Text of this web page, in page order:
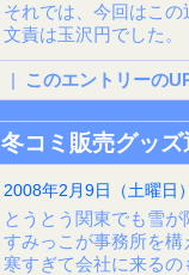
それでは、今回はこの
文責は玉沢円でした。
| このエントリーの
冬コミ販売グッズ
2008年2月9日（土曜日
とうとう関東でも雪が
すみっこが事務所を
寒すぎて会社に来る